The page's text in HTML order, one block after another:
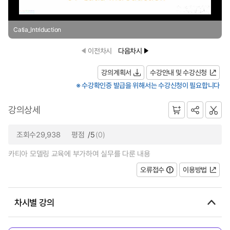
Catia_Intriduction
이전차시 다음차시
강의계획서
수강안내 및 수강신청
※ 수강확인증 발급을 위해서는 수강신청이 필요합니다
강의상세
조회수29,938 평점 /5(0)
카티아 모델링 교육에 부가하여 실무를 다룬 내용
오류접수
이용방법
차시별 강의